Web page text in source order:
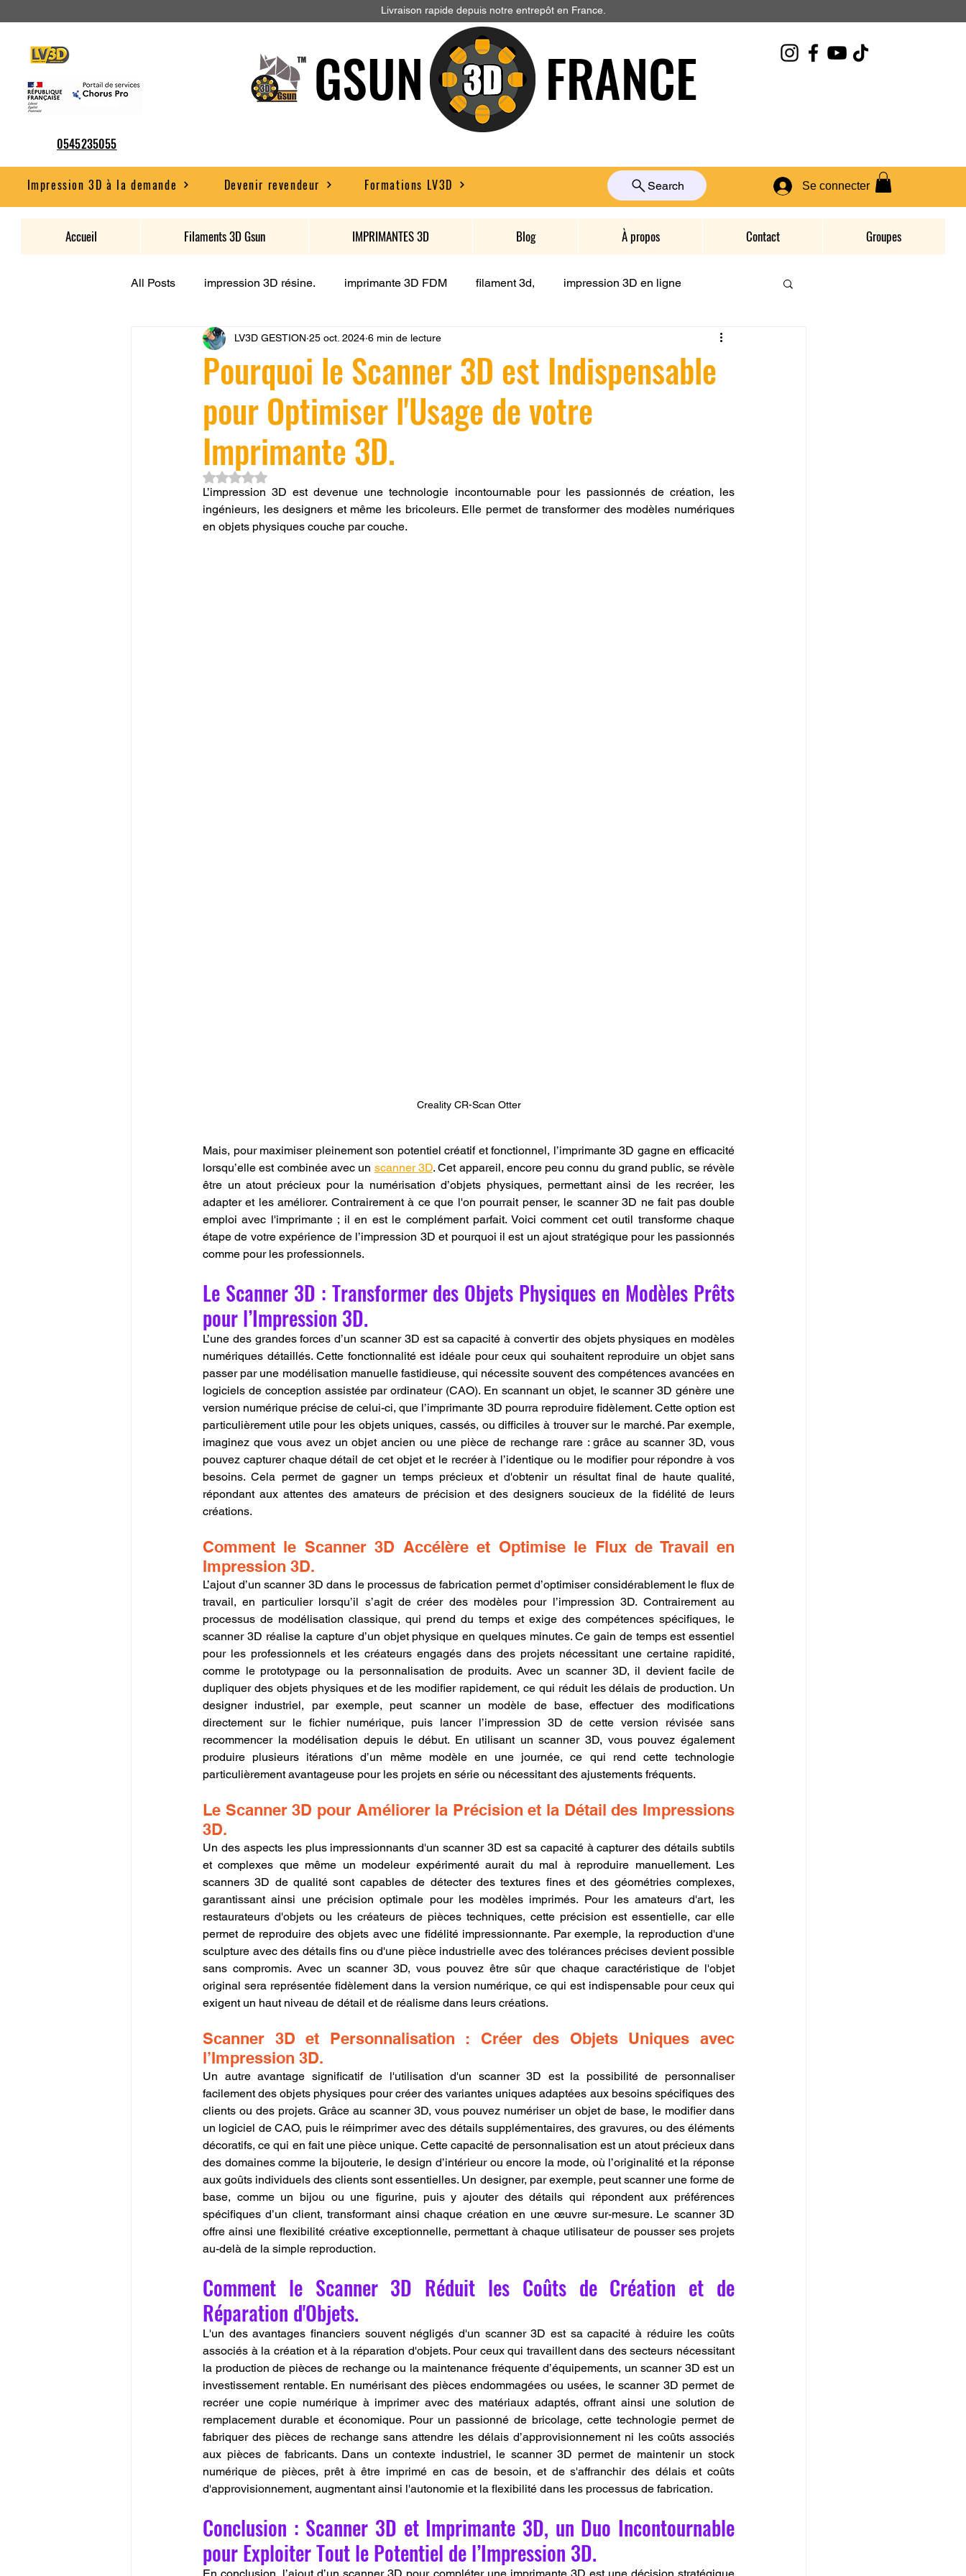
Livraison rapide depuis notre entrepôt en France.
0545235055
GSUN FRANCE
Impression 3D à la demande Devenir revendeur Formations LV3D Se connecter
Search
Accueil Filaments 3D Gsun IMPRIMANTES 3D Blog À propos Contact Groupes
All Posts impression 3D résine. imprimante 3D FDM filament 3d, impression 3D en ligne
CONCESSION LV3D JEU LV3D Formation
Formation à l'impression 3D CPF impression 3D à la demande
filament 3D Refaire une piece en 3D
Entretien imprimante 3D postraitement SNAPMAKER CRÉALITY SPARK X I7 CREALITY
Pourquoi le Scanner 3D est Indispensable
pour Optimiser l'Usage de votre
Imprimante 3D.
LV3D GESTION 25 oct. 2024 6 min de lecture
Noté NaN étoiles sur 5.
L’impression 3D est devenue une technologie incontournable pour les passionnés de création, les
ingénieurs, les designers et même les bricoleurs. Elle permet de transformer des modèles numériques
en objets physiques couche par couche.
Creality CR-Scan Otter
Mais, pour maximiser pleinement son potentiel créatif et fonctionnel, l’imprimante 3D gagne en efficacité
lorsqu’elle est combinée avec un scanner 3D. Cet appareil, encore peu connu du grand public, se révèle
être un atout précieux pour la numérisation d’objets physiques, permettant ainsi de les recréer, les
adapter et les améliorer. Contrairement à ce que l'on pourrait penser, le scanner 3D ne fait pas double
emploi avec l'imprimante ; il en est le complément parfait. Voici comment cet outil transforme chaque
étape de votre expérience de l’impression 3D et pourquoi il est un ajout stratégique pour les passionnés
comme pour les professionnels.
Le Scanner 3D : Transformer des Objets Physiques en Modèles Prêts
pour l’Impression 3D.
L’une des grandes forces d’un scanner 3D est sa capacité à convertir des objets physiques en modèles
numériques détaillés. Cette fonctionnalité est idéale pour ceux qui souhaitent reproduire un objet sans
passer par une modélisation manuelle fastidieuse, qui nécessite souvent des compétences avancées en
logiciels de conception assistée par ordinateur (CAO). En scannant un objet, le scanner 3D génère une
version numérique précise de celui-ci, que l’imprimante 3D pourra reproduire fidèlement. Cette option est
particulièrement utile pour les objets uniques, cassés, ou difficiles à trouver sur le marché. Par exemple,
imaginez que vous avez un objet ancien ou une pièce de rechange rare : grâce au scanner 3D, vous
pouvez capturer chaque détail de cet objet et le recréer à l’identique ou le modifier pour répondre à vos
besoins. Cela permet de gagner un temps précieux et d'obtenir un résultat final de haute qualité,
répondant aux attentes des amateurs de précision et des designers soucieux de la fidélité de leurs
créations.
Comment le Scanner 3D Accélère et Optimise le Flux de Travail en
Impression 3D.
L’ajout d’un scanner 3D dans le processus de fabrication permet d’optimiser considérablement le flux de
travail, en particulier lorsqu’il s’agit de créer des modèles pour l’impression 3D. Contrairement au
processus de modélisation classique, qui prend du temps et exige des compétences spécifiques, le
scanner 3D réalise la capture d’un objet physique en quelques minutes. Ce gain de temps est essentiel
pour les professionnels et les créateurs engagés dans des projets nécessitant une certaine rapidité,
comme le prototypage ou la personnalisation de produits. Avec un scanner 3D, il devient facile de
dupliquer des objets physiques et de les modifier rapidement, ce qui réduit les délais de production. Un
designer industriel, par exemple, peut scanner un modèle de base, effectuer des modifications
directement sur le fichier numérique, puis lancer l’impression 3D de cette version révisée sans
recommencer la modélisation depuis le début. En utilisant un scanner 3D, vous pouvez également
produire plusieurs itérations d’un même modèle en une journée, ce qui rend cette technologie
particulièrement avantageuse pour les projets en série ou nécessitant des ajustements fréquents.
Le Scanner 3D pour Améliorer la Précision et la Détail des Impressions
3D.
Un des aspects les plus impressionnants d'un scanner 3D est sa capacité à capturer des détails subtils
et complexes que même un modeleur expérimenté aurait du mal à reproduire manuellement. Les
scanners 3D de qualité sont capables de détecter des textures fines et des géométries complexes,
garantissant ainsi une précision optimale pour les modèles imprimés. Pour les amateurs d'art, les
restaurateurs d'objets ou les créateurs de pièces techniques, cette précision est essentielle, car elle
permet de reproduire des objets avec une fidélité impressionnante. Par exemple, la reproduction d'une
sculpture avec des détails fins ou d'une pièce industrielle avec des tolérances précises devient possible
sans compromis. Avec un scanner 3D, vous pouvez être sûr que chaque caractéristique de l'objet
original sera représentée fidèlement dans la version numérique, ce qui est indispensable pour ceux qui
exigent un haut niveau de détail et de réalisme dans leurs créations.
Scanner 3D et Personnalisation : Créer des Objets Uniques avec
l’Impression 3D.
Un autre avantage significatif de l'utilisation d'un scanner 3D est la possibilité de personnaliser
facilement des objets physiques pour créer des variantes uniques adaptées aux besoins spécifiques des
clients ou des projets. Grâce au scanner 3D, vous pouvez numériser un objet de base, le modifier dans
un logiciel de CAO, puis le réimprimer avec des détails supplémentaires, des gravures, ou des éléments
décoratifs, ce qui en fait une pièce unique. Cette capacité de personnalisation est un atout précieux dans
des domaines comme la bijouterie, le design d’intérieur ou encore la mode, où l’originalité et la réponse
aux goûts individuels des clients sont essentielles. Un designer, par exemple, peut scanner une forme de
base, comme un bijou ou une figurine, puis y ajouter des détails qui répondent aux préférences
spécifiques d’un client, transformant ainsi chaque création en une œuvre sur-mesure. Le scanner 3D
offre ainsi une flexibilité créative exceptionnelle, permettant à chaque utilisateur de pousser ses projets
au-delà de la simple reproduction.
Comment le Scanner 3D Réduit les Coûts de Création et de
Réparation d'Objets.
L'un des avantages financiers souvent négligés d'un scanner 3D est sa capacité à réduire les coûts
associés à la création et à la réparation d'objets. Pour ceux qui travaillent dans des secteurs nécessitant
la production de pièces de rechange ou la maintenance fréquente d’équipements, un scanner 3D est un
investissement rentable. En numérisant des pièces endommagées ou usées, le scanner 3D permet de
recréer une copie numérique à imprimer avec des matériaux adaptés, offrant ainsi une solution de
remplacement durable et économique. Pour un passionné de bricolage, cette technologie permet de
fabriquer des pièces de rechange sans attendre les délais d’approvisionnement ni les coûts associés
aux pièces de fabricants. Dans un contexte industriel, le scanner 3D permet de maintenir un stock
numérique de pièces, prêt à être imprimé en cas de besoin, et de s'affranchir des délais et coûts
d'approvisionnement, augmentant ainsi l'autonomie et la flexibilité dans les processus de fabrication.
Conclusion : Scanner 3D et Imprimante 3D, un Duo Incontournable
pour Exploiter Tout le Potentiel de l’Impression 3D.
En conclusion, l’ajout d’un scanner 3D pour compléter une imprimante 3D est une décision stratégique